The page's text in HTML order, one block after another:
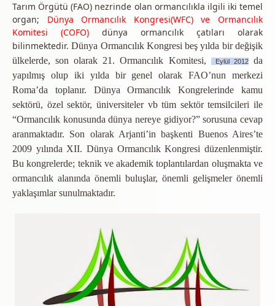
Tarım Örgütü (FAO) nezrinde olan ormancılıkla ilgili iki temel
organ; Dünya Ormancılık Kongresi(WFC) ve Ormancılık
Komitesi (COFO) dünya ormancılık çatıları olarak
bilinmektedir. Dünya Ormancılık Kongresi beş yılda bir değişik
ülkelerde, son olarak 21. Ormancılık Komitesi,
Eylül 2012da
yapılmış olup iki yılda bir genel olarak FAO’nun merkezi
Roma’da toplanır. Dünya Ormancılık Kongrelerinde kamu
sektörü, özel sektör, üniversiteler vb tüm sektör temsilcileri ile
“Ormancılık konusunda dünya nereye gidiyor?” sorusuna cevap
aranmaktadır. Son olarak Arjanti’in başkenti Buenos Aires’te
2009 yılında XII. Dünya Ormancılık Kongresi düzenlenmiştir.
Bu kongrelerde; teknik ve akademik toplantılardan oluşmakta ve
ormancılık alanında önemli buluşlar, önemli gelişmeler önemli
yaklaşımlar sunulmaktadır.